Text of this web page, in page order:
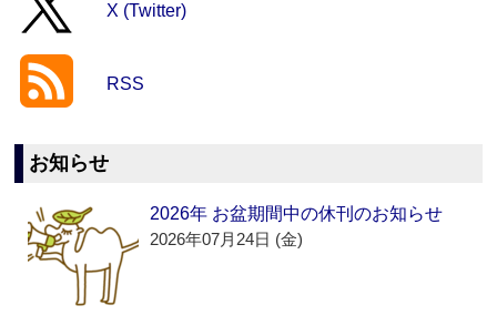
X (Twitter)
RSS
お知らせ
2026年 お盆期間中の休刊のお知らせ
2026年07月24日 (金)